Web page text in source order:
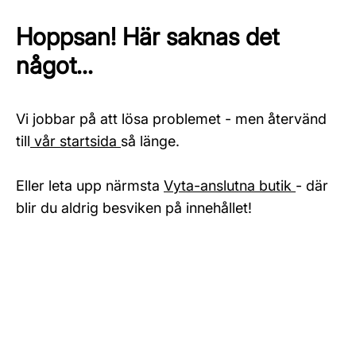
Hoppsan! Här saknas det
något...
Vi jobbar på att lösa problemet - men återvänd
till vår startsida så länge.
Eller leta upp närmsta Vyta-anslutna butik - där
blir du aldrig besviken på innehållet!